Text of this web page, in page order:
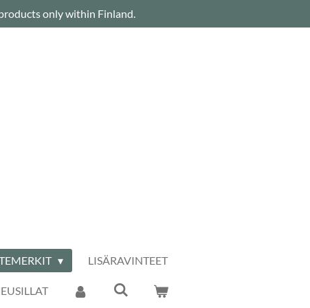
only within Finland.
LISÄRAVINTEET